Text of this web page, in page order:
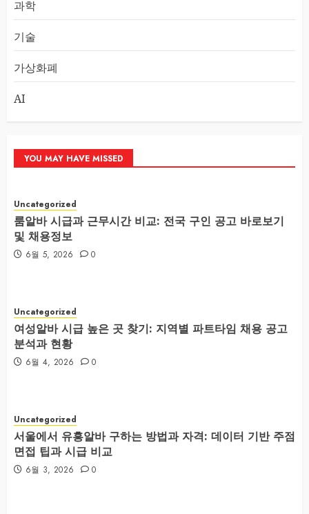
과학
기술
가상화폐
AI
YOU MAY HAVE MISSED
Uncategorized
룸알바 시급과 근무시간 비교: 전국 구인 공고 바로보기
및 채용정보
6월 5, 2026 0
Uncategorized
여성알바 시급 높은 곳 찾기: 지역별 파트타임 채용 공고
분석과 현황
6월 4, 2026 0
Uncategorized
서울에서 유흥알바 구하는 방법과 자격: 데이터 기반 주점
면접 팁과 시급 비교
6월 3, 2026 0